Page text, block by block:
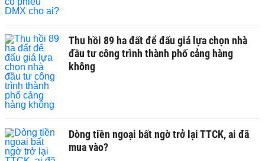
Thu hồi 89 ha đất để đấu giá lựa chọn nhà
đầu tư công trình thành phố cảng hàng
không
Dòng tiền ngoại bất ngờ trở lại TTCK, ai đã
mua vào?